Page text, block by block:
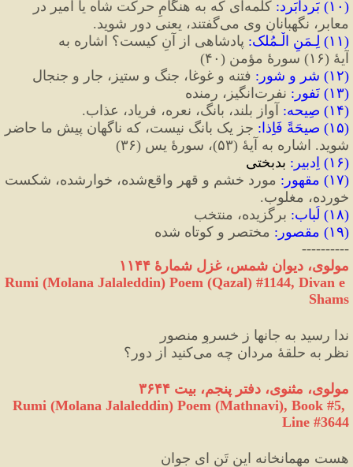
( ۱۰) بَردابَرد:
معابر، نگهبانانِ وی می‌گفتند، یعنی دور شوید.
(۱۱) لِـمَنِ الْـمُلک:
آیهٔ (۱۶) سورهٔ مؤمن ( ۴۰)
(۱۲) شر و شور : فتنه و غوغا، جنگ و ستیز، جار و جنجال
(۱۳) نَفور : نفرت‌انگیز، رمنده
(۱۴) صِیحه: آواز بلند، بانگ، نعره، فریاد، عذاب.
(۱۵) صیحَةً فَاِذا:
شوید. اشاره به آیهٔ (۵۳)، سورهٔ یس (۳۶)
(۱۶) اِدبیر : بدبختی
(۱۷) مقهور :
خورده، مغلوب.
(۱۸) لُباب: برگزیده، منتخب
(۱۹) مقصور : مختصر و کوتاه شده
----------
مولوی، دیوان شمس، غزل شمارهٔ ۱۱۴۴
Rumi (Molana Jalaleddin) Poem (Qazal) #1144, Divan e
Shams
ندا رسید به جانها ز خسروِ منصور
نظر به حلقهٔ مردان چه می‌کنید از دور؟
مولوی، مثنوی، دفتر پنجم، بیت ۳۶۴۴
Rumi (Molana Jalaleddin) Poem (Mathnavi), Book #5,
Line #3644
هست مهمانخانه این تَن ای جوان